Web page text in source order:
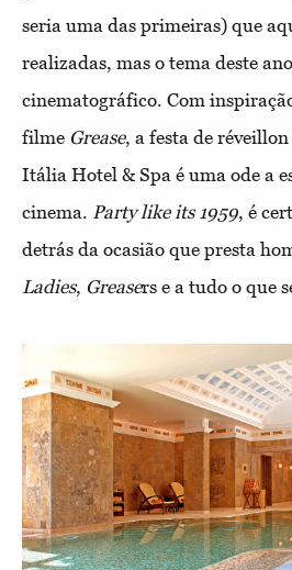
seria uma das primeiras) que
realizadas, mas o tema deste
cinematográfico. Com
filme Grease, a festa de
Itália Hotel & Spa é uma ode a
cinema. Party like its 1959, é
detrás da ocasião que presta
Ladies, Greasers e a tudo o que